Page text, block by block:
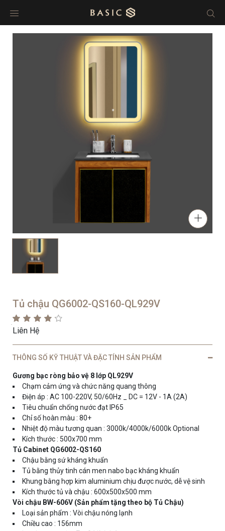
Tủ chậu QG6002-QS160-QL929V
Liên Hệ
THÔNG SỐ KỸ THUẬT VÀ ĐẶC TÍNH SẢN PHẨM
Gương bạc ròng bảo vệ 8 lớp QL929V
Chạm cảm ứng và chức năng quang thông
Điện áp : AC 100-220V, 50/60Hz _ DC = 12V - 1A (2A)
Tiêu chuẩn chống nước đạt IP65
Chỉ số hoàn màu : 80+
Nhiệt độ màu tương quan : 3000k/4000k/6000k Optional
Kích thước : 500x700 mm
Tủ Cabinet QG6002-QS160
Chậu bằng sứ kháng khuẩn
Tủ bằng thủy tinh cán men nabo bạc kháng khuẩn
Khung bằng hợp kim aluminium chịu được nước, dễ vệ sinh
Kích thước tủ và chậu : 600x500x500 mm
Vòi chậu BW-606V (Sản phẩm tặng theo bộ Tủ Chậu)
Loại sản phẩm : Vòi chậu nóng lạnh
Chiều cao : 156mm